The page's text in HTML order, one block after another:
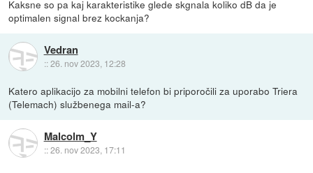
Kaksne so pa kaj karakteristike glede skgnala koliko dB da je
optimalen signal brez kockanja?
Vedran
::26. nov 2023, 12:28
Katero aplikacijo za mobilni telefon bi priporočili za uporabo Triera
(Telemach) službenega mail-a?
Malcolm_Y
::26. nov 2023, 17:11